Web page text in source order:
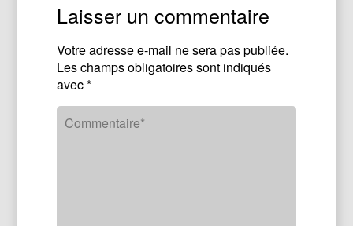
Laisser un commentaire
Votre adresse e-mail ne sera pas publiée.
Les champs obligatoires sont indiqués
avec*